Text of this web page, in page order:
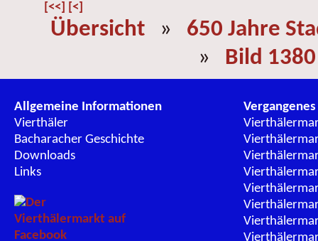
[<<] [<]
Übersicht » 650 Jahre
» Bild 1380
Allgemeine Informationen
Vierthäler
Bacharacher Geschichte
Downloads
Links
Vergangenes